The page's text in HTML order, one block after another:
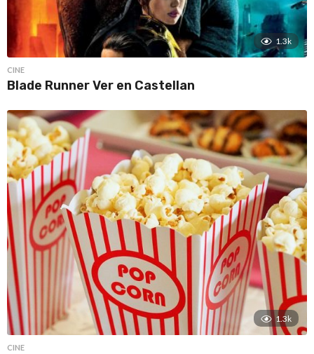
1.3k
CINE
Blade Runner Ver en Castellan
1.3k
CINE